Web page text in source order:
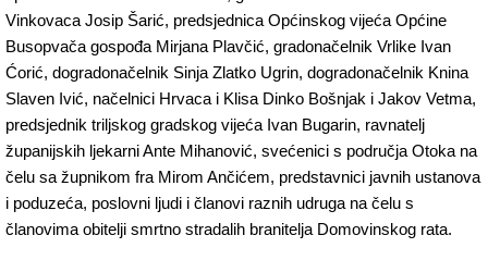
Vinkovaca Josip Šarić, predsjednica Općinskog vijeća Općine
Busopvača gospođa Mirjana Plavčić, gradonačelnik Vrlike Ivan
Ćorić, dogradonačelnik Sinja Zlatko Ugrin, dogradonačelnik Knina
Slaven Ivić, načelnici Hrvaca i Klisa Dinko Bošnjak i Jakov Vetma,
predsjednik triljskog gradskog vijeća Ivan Bugarin, ravnatelj
županijskih ljekarni Ante Mihanović, svećenici s područja Otoka na
čelu sa župnikom fra Mirom Ančićem, predstavnici javnih ustanova
i poduzeća, poslovni ljudi i članovi raznih udruga na čelu s
članovima obitelji smrtno stradalih branitelja Domovinskog rata.